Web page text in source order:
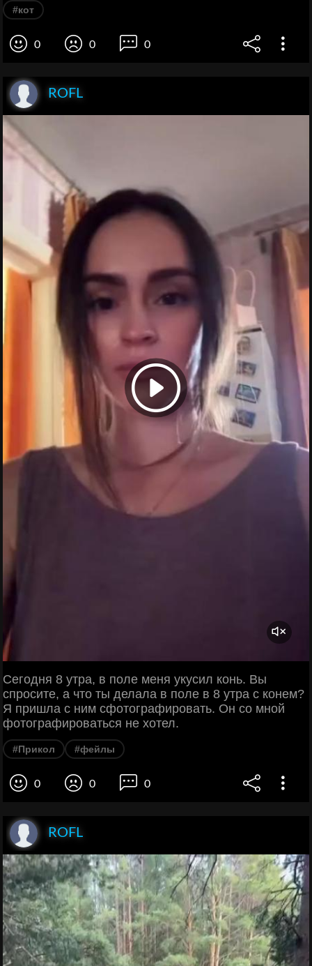
#кот
0 0 0
ROFL
Сегодня 8 утра, в поле меня укусил конь. Вы
спросите, а что ты делала в поле в 8 утра с конем?
Я пришла с ним сфотографировать. Он со мной
фотографироваться не хотел.
#Прикол #фейлы
0 0 0
ROFL